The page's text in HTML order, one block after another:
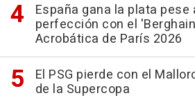
España gana la plata pese
perfección con el
Acrobática de París 2026
El PSG pierde con el
de la Supercopa